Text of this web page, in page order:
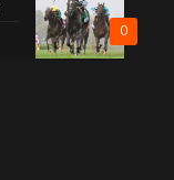
0